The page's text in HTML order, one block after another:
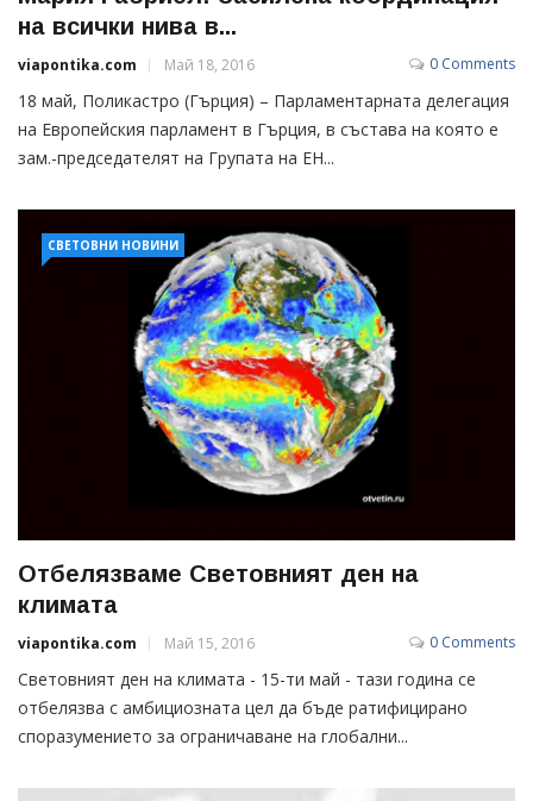
на всички нива в...
viapontika.com Май 18, 2016 0 Comments
18 май, Поликастро (Гърция) – Парламентарната делегация
на Европейския парламент в Гърция, в състава на която е
зам.-председателят на Групата на ЕН...
СВЕТОВНИ НОВИНИ
Отбелязваме Световният ден на
климата
viapontika.com Май 15, 2016 0 Comments
Световният ден на климата - 15-ти май - тази година се
отбелязва с амбициозната цел да бъде ратифицирано
споразумението за ограничаване на глобални...